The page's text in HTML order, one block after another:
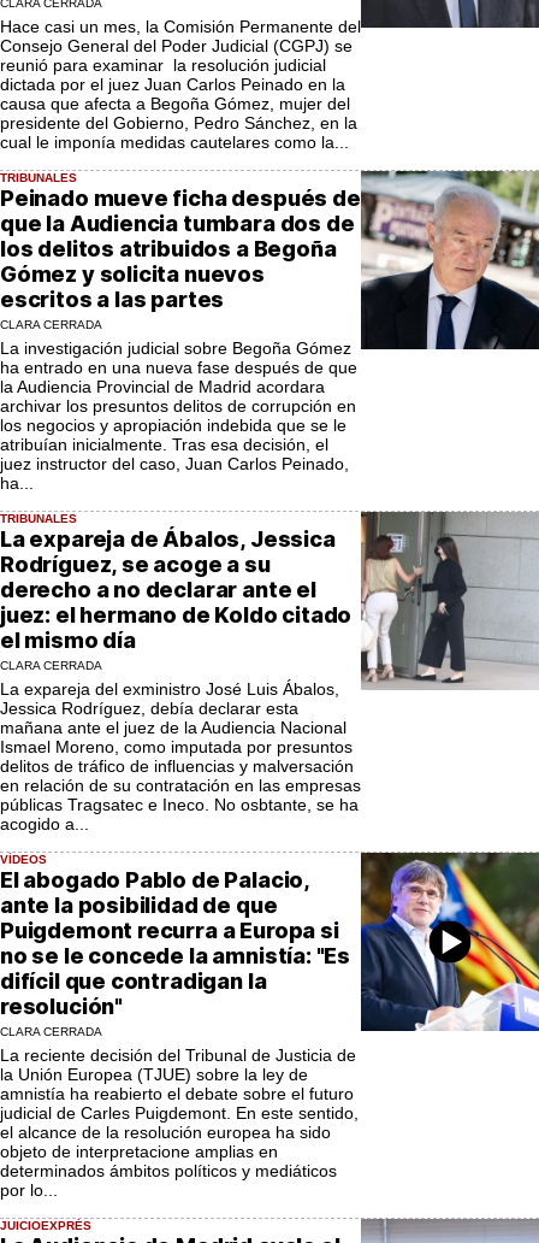
CLARA CERRADA
Hace casi un mes, la Comisión Permanente del
Consejo General del Poder Judicial (CGPJ) se
reunió para examinar la resolución judicial
dictada por el juez Juan Carlos Peinado en la
causa que afecta a Begoña Gómez, mujer del
presidente del Gobierno, Pedro Sánchez, en la
cual le imponía medidas cautelares como la...
TRIBUNALES
Peinado mueve ficha después de
que la Audiencia tumbara dos de
los delitos atribuidos a Begoña
Gómez y solicita nuevos
escritos a las partes
CLARA CERRADA
La investigación judicial sobre Begoña Gómez
ha entrado en una nueva fase después de que
la Audiencia Provincial de Madrid acordara
archivar los presuntos delitos de corrupción en
los negocios y apropiación indebida que se le
atribuían inicialmente. Tras esa decisión, el
juez instructor del caso, Juan Carlos Peinado,
ha...
TRIBUNALES
La expareja de Ábalos, Jessica
Rodríguez, se acoge a su
derecho a no declarar ante el
juez: el hermano de Koldo citado
el mismo día
CLARA CERRADA
La expareja del exministro José Luis Ábalos,
Jessica Rodríguez, debía declarar esta
mañana ante el juez de la Audiencia Nacional
Ismael Moreno, como imputada por presuntos
delitos de tráfico de influencias y malversación
en relación de su contratación en las empresas
públicas Tragsatec e Ineco. No osbtante, se ha
acogido a...
VÍDEOS
El abogado Pablo de Palacio,
ante la posibilidad de que
Puigdemont recurra a Europa si
no se le concede la amnistía: "Es
difícil que contradigan la
resolución"
CLARA CERRADA
La reciente decisión del Tribunal de Justicia de
la Unión Europea (TJUE) sobre la ley de
amnistía ha reabierto el debate sobre el futuro
judicial de Carles Puigdemont. En este sentido,
el alcance de la resolución europea ha sido
objeto de interpretacione amplias en
determinados ámbitos políticos y mediáticos
por lo...
JUICIOEXPRÉS